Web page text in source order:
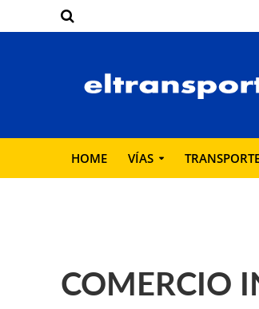
HOME VÍAS
COMERCIO